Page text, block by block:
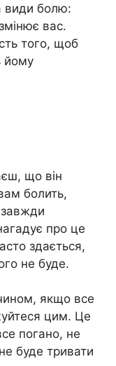
види болю:
вас.
того, щоб
йому
що він
бoлить,
про це
здається,
не буде.
якщо все
цим. Це
погано, не
буде тривати